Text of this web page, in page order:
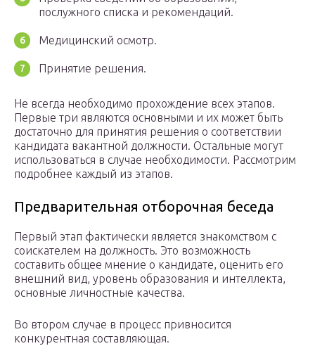
послужного списка и рекомендаций.
Медицинский осмотр.
Принятие решения.
Не всегда необходимо прохождение всех этапов.
Первые три являются основными и их может быть
достаточно для принятия решения о соответствии
кандидата вакантной должности. Остальные могут
использоваться в случае необходимости. Рассмотрим
подробнее каждый из этапов.
Предварительная отборочная беседа
Первый этап фактически является знакомством с
соискателем на должность. Это возможность
составить общее мнение о кандидате, оценить его
внешний вид, уровень образования и интеллекта,
основные личностные качества.
Во втором случае в процесс привносится
конкурентная составляющая.